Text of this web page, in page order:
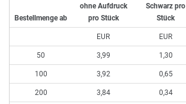
Bestellmenge ab
50
100
200
ohne Aufdruck
pro Stück
EUR
3,99
3,92
3,84
Schwarz pro
Stück
EUR
1,30
0,65
0,34